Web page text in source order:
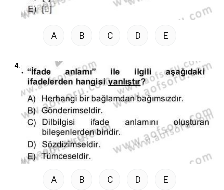
A B C D E
4.
A B C D E